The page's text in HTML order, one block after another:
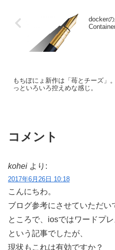
docker
もちぽにょ新作は「苺とチーズ」
っといろいろ控えめな感じ。
コメント
kohei より:
2017年6月26日 10:18
こんにちわ。
ブログ参考にさせていただい
ところで、iosではワードプ
という記事でしたが、
現状もこれは有効ですか？